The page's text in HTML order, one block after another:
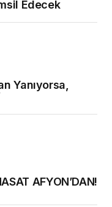
Edecek
Yanıyorsa,
AFYON’DAN!